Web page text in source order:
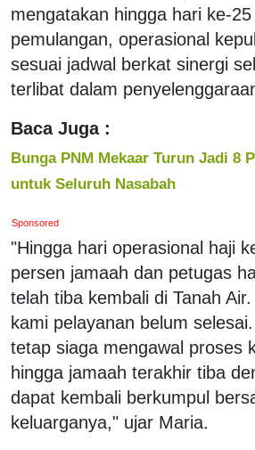
mengatakan hingga hari ke-
pemulangan, operasional
sesuai jadwal berkat sinergi
terlibat dalam
Baca Juga :
Bunga PNM Mekaar Turun Jadi 8
untuk Seluruh Nasabah
Sponsored
"Hingga hari operasional haji
persen jamaah dan petugas
telah tiba kembali di Tanah
kami pelayanan belum
tetap siaga mengawal proses
hingga jamaah terakhir tiba
dapat kembali berkumpul
keluarganya," ujar Maria.